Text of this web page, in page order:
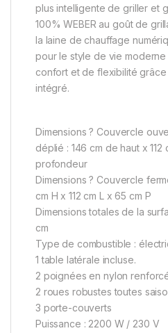
plus intelligente de griller et
100% WEBER au goût de
la laine de chauffage
pour le style de vie moderne
confort et de flexibilité
intégré.
Dimensions ? Couvercle
déplié : 146 cm de haut x
profondeur
Dimensions ? Couvercle
cm H x 112 cm L x 65 cm P
Dimensions totales de la
cm
Type de combustible :
1 table latérale incluse.
2 poignées en nylon
2 roues robustes toutes
3 porte-couverts
Puissance : 2200 W / 230 V